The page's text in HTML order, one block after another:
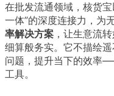
在批发流通领域，核货
一体”的深度连接力，为
率解决方案 ，让生意流
细算般务实。它不描绘
问题，提升当下的效率
工具。